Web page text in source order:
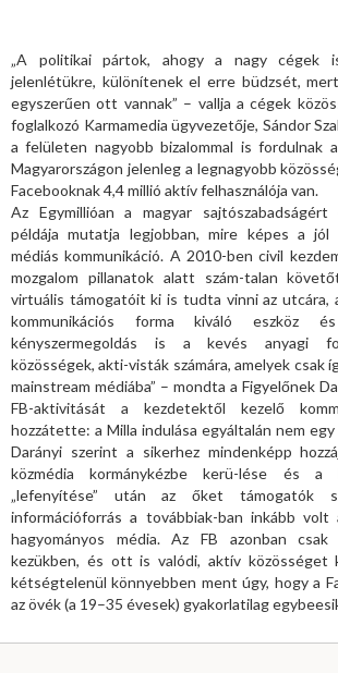
„A politikai pártok, ahogy a nagy cégek
jelenlétükre, különítenek el erre büdzsét,
egyszerűen ott vannak” – vallja a cégek
foglalkozó Karmamedia ügyvezetője, Sándor
a felületen nagyobb bizalommal is fordulnak
Magyarországon jelenleg a legnagyobb
Facebooknak 4,4 millió aktív felhasználója van.
Az Egymillióan a magyar sajtószabadságért
példája mutatja legjobban, mire képes a jól
médiás kommunikáció. A 2010-ben civil
mozgalom pillanatok alatt szám-talan
virtuális támogatóit ki is tudta vinni az utcára,
kommunikációs forma kiváló eszköz
kényszermegoldás is a kevés anyagi
közösségek, akti-visták számára, amelyek csak
mainstream médiába” – mondta a Figyelőnek
FB-aktivitását a kezdetektől kezelő
hozzátette: a Milla indulása egyáltalán nem
Darányi szerint a sikerhez mindenképp
közmédia kormánykézbe kerü-lése és a
„lefenyítése” után az őket támogatók
információforrás a továbbiak-ban inkább
hagyományos média. Az FB azonban
kezükben, és ott is valódi, aktív közösséget
kétségtelenül könnyebben ment úgy, hogy a
az övék (a 19–35 évesek) gyakorlatilag